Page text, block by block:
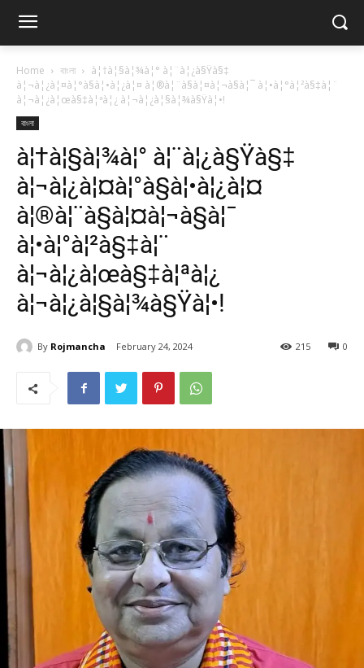
Home বাংলা
à¦†à¦§à¦¾à¦° à¦¨à¦¿à§Ÿà§‡
à¦¬à¦¿à¦¤à¦°à§à¦•à¦¿à¦¤ à¦®à¦¨à§à¦¤à¦¬à§à¦¯ à¦•à¦°à¦²à§‡à¦¨
à¦¬à¦¿à¦œà§‡à¦ªà¦¿ à¦¬à¦¿à¦§à¦¾à§Ÿà¦•!
বাংলা
à¦†à¦§à¦¾à¦° à¦¨à¦¿à§Ÿà§‡
à¦¬à¦¿à¦¤à¦°à§à¦•à¦¿à¦¤
à¦®à¦¨à§à¦¤à¦¬à§à¦¯
à¦•à¦°à¦²à§‡à¦¨
à¦¬à¦¿à¦œà§‡à¦ªà¦¿
à¦¬à¦¿à¦§à¦¾à§Ÿà¦•!
By Rojmancha February 24, 2024 0
215